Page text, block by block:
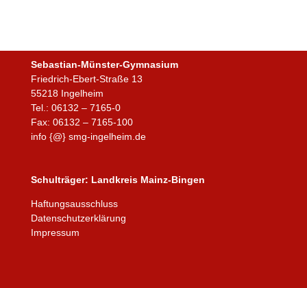
Sebastian-Münster-Gymnasium
Friedrich-Ebert-Straße 13
55218 Ingelheim
Tel.: 06132 – 7165-0
Fax: 06132 – 7165-100
info {@} smg-ingelheim.de
Schulträger: Landkreis Mainz-Bingen
Haftungsausschluss
Datenschutzerklärung
Impressum